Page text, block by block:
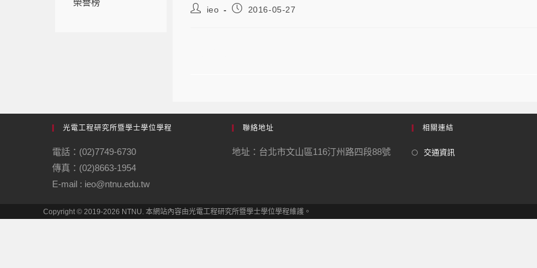
榮譽榜
ieo 2016-05-27
光電工程研究所暨學士學位學程
電話：(02)7749-6730
傳真：(02)8663-1954
E-mail : ieo@ntnu.edu.tw
聯絡地址
地址：台北市文山區116汀州路四段88號
相關連結
交通資訊
Copyright © 2019-2026 NTNU. 本網站內容由光電工程研究所暨學士學位學程維護。